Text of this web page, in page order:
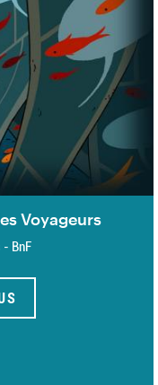
Voyageurs
- BnF